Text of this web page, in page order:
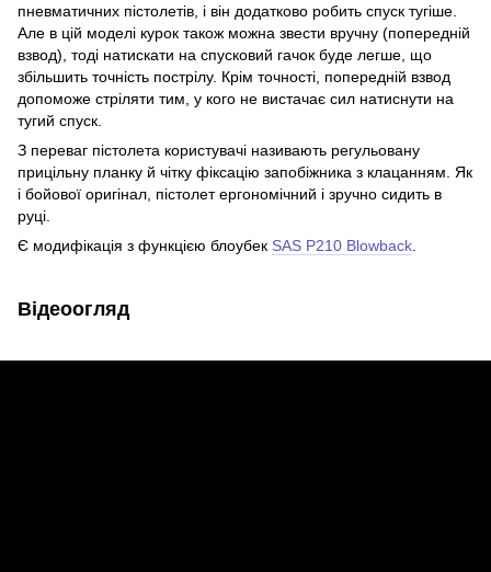
пневматичних пістолетів, і він додатково робить спуск тугіше.
Але в цій моделі курок також можна звести вручну (попередній
взвод), тоді натискати на спусковий гачок буде легше, що
збільшить точність пострілу. Крім точності, попередній взвод
допоможе стріляти тим, у кого не вистачає сил натиснути на
тугий спуск.
З переваг пістолета користувачі називають регульовану
прицільну планку й чітку фіксацію запобіжника з клацанням. Як
і бойової оригінал, пістолет ергономічний і зручно сидить в
руці.
Є модифікація з функцією блоубек SAS P210 Blowback
Відеоогляд